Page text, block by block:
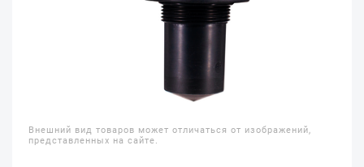
Внешний вид товаров может отличаться от изображений,
представленных на сайте.